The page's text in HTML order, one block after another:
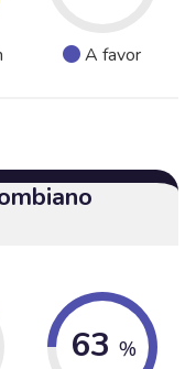
A favor
63 %